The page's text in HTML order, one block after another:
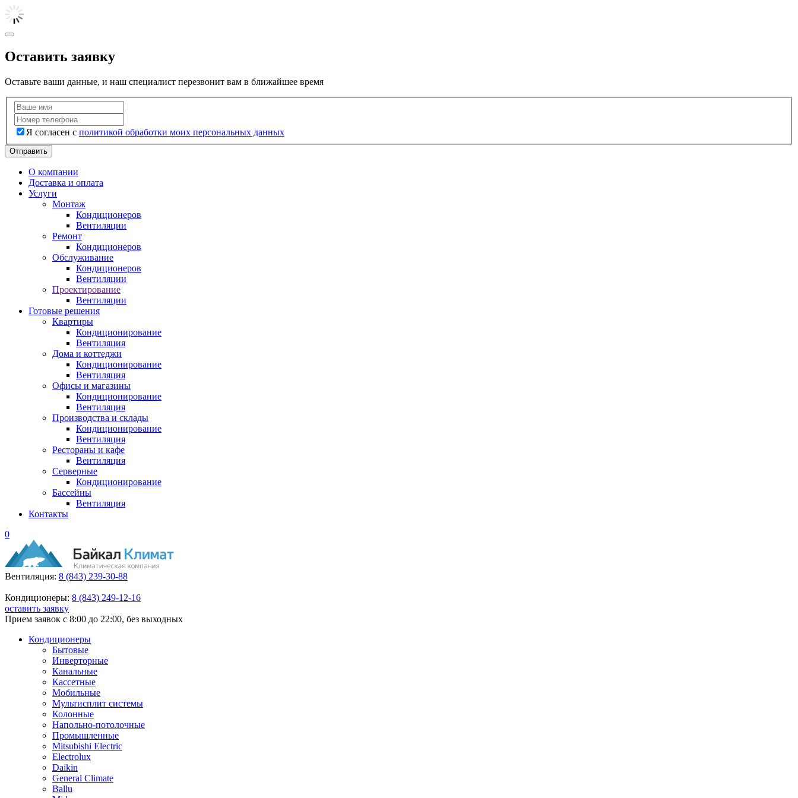
Оставить заявку
Оставьте ваши данные, и наш специалист перезвонит вам в ближайшее время
Я согласен с политикой обработки моих персональных данных
Отправить
О компании
Доставка и оплата
Услуги
Монтаж
Кондиционеров
Вентиляции
Ремонт
Кондиционеров
Обслуживание
Кондиционеров
Вентиляции
Проектирование
Вентиляции
Готовые решения
Квартиры
Кондиционирование
Вентиляция
Дома и коттеджи
Кондиционирование
Вентиляция
Офисы и магазины
Кондиционирование
Вентиляция
Производства и склады
Кондиционирование
Вентиляция
Рестораны и кафе
Вентиляция
Серверные
Кондиционирование
Бассейны
Вентиляция
Контакты
0
Вентиляция: 8 (843) 239-30-88
Кондиционеры: 8 (843) 249-12-16
оставить заявку
Прием заявок с 8:00 до 22:00, без выходных
Кондиционеры
Бытовые
Инверторные
Канальные
Кассетные
Мобильные
Мультисплит системы
Колонные
Напольно-потолочные
Промышленные
Mitsubishi Electric
Electrolux
Daikin
General Climate
Ballu